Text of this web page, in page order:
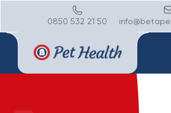
0850 532 21 50